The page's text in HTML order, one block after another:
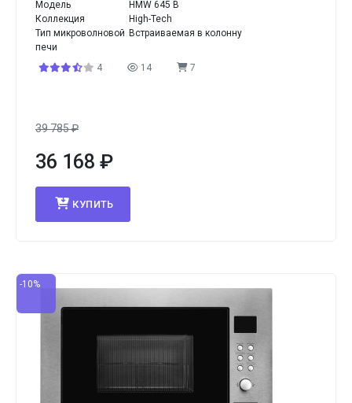
Модель
HMW 645 B
Коллекция
High-Tech
Тип микроволновой
печи
Встраиваемая в колонну
4 14 7
39 785₽
36 168 ₽
КУПИТЬ
-10%